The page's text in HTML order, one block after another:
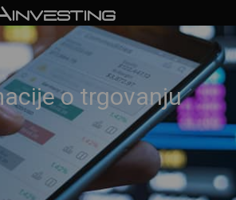
o trgovanju